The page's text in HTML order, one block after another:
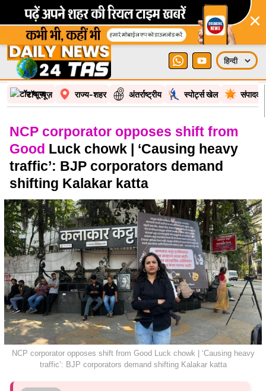
×
टॉप न्यूज़ राज्य-शहर अंतर्राष्ट्रीय स्पोर्ट्स खेल
NCP corporator opposes shift from
Good Luck chowk | ‘Causing heavy
traffic’: BJP corporators demand
shifting Kalakar katta
NCP corporator opposes shift from Good Luck chowk | ‘Causing heavy
traffic’: BJP corporators demand shifting Kalakar katta